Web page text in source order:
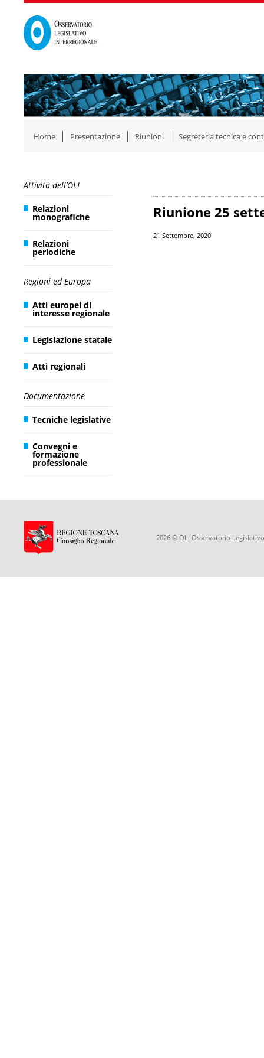
Home Presentazione Riunioni Segreteria tecnica e
Attività dell’OLI
Relazioni
monografiche
Relazioni
periodiche
Regioni ed Europa
Atti europei di
interesse regionale
Legislazione statale
Atti regionali
Documentazione
Tecniche legislative
Convegni e
formazione
professionale
Riunione 25
21 Settembre, 2020
2026 © OLI Osservatorio